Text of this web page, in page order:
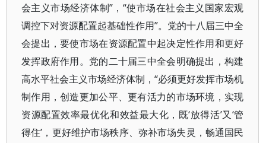
会主义市场经济体制”，“使市场在社会主义国家宏观
调控下对资源配置起基础性作用”。党的十八届三中全
会提出，要使市场在资源配置中起决定性作用和更好
发挥政府作用。党的二十届三中全会明确提出，构建
高水平社会主义市场经济体制，“必须更好发挥市场机
制作用，创造更加公平、更有活力的市场环境，实现
资源配置效率最优化和效益最大化，既‘放得活’又‘管
得住’，更好维护市场秩序、弥补市场失灵，畅通国民